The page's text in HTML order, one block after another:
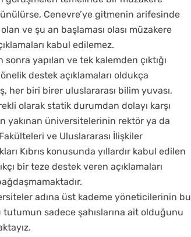
Cenevre’ye gitmenin arifesinde
ve şu an başlaması olası müzakere
kabul edilemez.
yapılan ve tek kalemden çıktığı
destek açıklamaları oldukça
her biri birer uluslararası bilim yuvası,
olarak statik durumdan dolayı karşı
yakınan üniversitelerinin rektör ya da
ve Uluslararası İlişkiler
Kıbrıs konusunda yıllardır kabul edilen
bir teze destek veren açıklamaları
adına üst kademe yöneticilerinin bu
sadece şahıslarına ait olduğunu